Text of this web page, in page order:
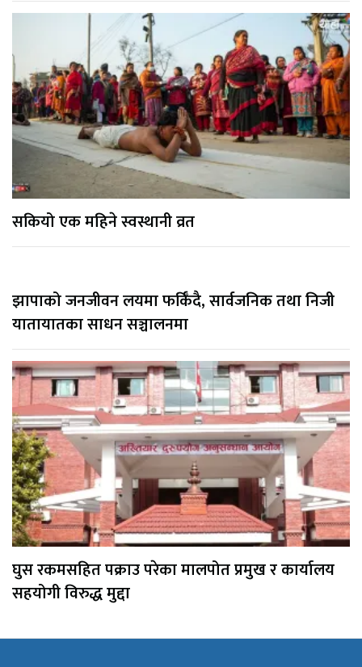
सकियो एक महिने स्वस्थानी व्रत
झापाको जनजीवन लयमा फर्किँदै, सार्वजनिक तथा निजी
यातायातका साधन सञ्चालनमा
घुस रकमसहित पक्राउ परेका मालपोत प्रमुख र कार्यालय
सहयोगी विरुद्ध मुद्दा